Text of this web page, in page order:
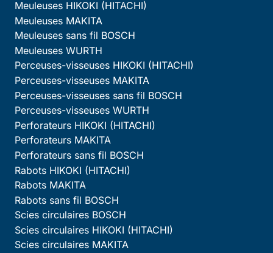
Meuleuses HIKOKI (HITACHI)
Meuleuses MAKITA
Meuleuses sans fil BOSCH
Meuleuses WURTH
Perceuses-visseuses HIKOKI (HITACHI)
Perceuses-visseuses MAKITA
Perceuses-visseuses sans fil BOSCH
Perceuses-visseuses WURTH
Perforateurs HIKOKI (HITACHI)
Perforateurs MAKITA
Perforateurs sans fil BOSCH
Rabots HIKOKI (HITACHI)
Rabots MAKITA
Rabots sans fil BOSCH
Scies circulaires BOSCH
Scies circulaires HIKOKI (HITACHI)
Scies circulaires MAKITA